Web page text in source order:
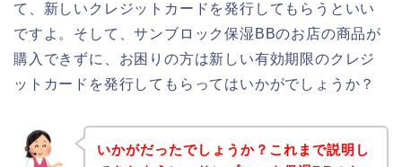
て、新しいクレジットカードを発行してもらうといい
ですよ。そして、サンブロック保湿BBのお店の商品が
購入できずに、お困りの方は新しい有効期限のクレジ
ットカードを発行してもらってはいかがでしょうか？
いかがだったでしょうか？これまで説明し